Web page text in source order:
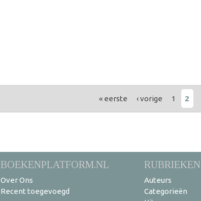
« eerste ‹ vorige 1 2
BOEKENPLATFORM.NL
Over Ons
Recent toegevoegd
RUBRIEKEN
Auteurs
Categorieën